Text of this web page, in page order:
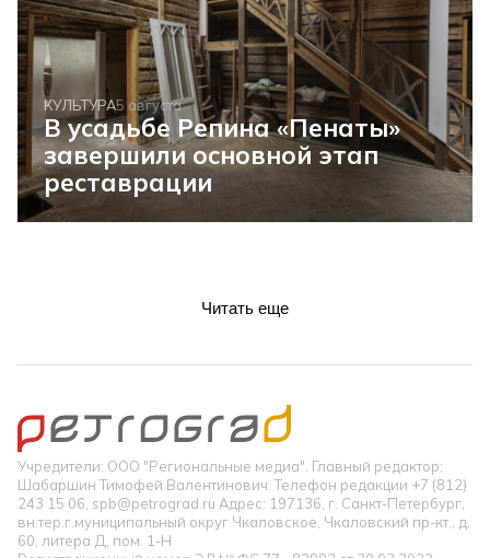
КУЛЬТУРА5 августа
В усадьбе Репина «Пенаты»
завершили основной этап
реставрации
Читать еще
Учредители: ООО "Региональные медиа". Главный редактор:
Шабаршин Тимофей Валентинович. Телефон редакции +7 (812)
243 15 06, spb@petrograd.ru Адрес: 197136, г. Санкт-Петербург,
вн.тер.г.муниципальный округ Чкаловское, Чкаловский пр-кт., д.
60, литера Д, пом. 1-Н